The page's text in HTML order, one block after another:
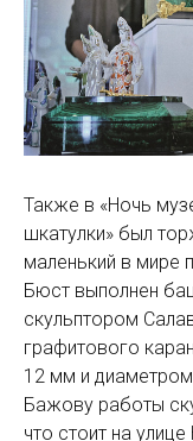
Также в «Ночь
шкатулки» был
маленький в мире
Бюст выполнен
скульптором
графитового
12 мм и
Бажову работы
что стоит на